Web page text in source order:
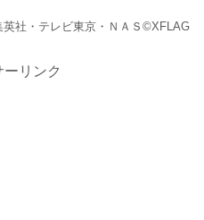
社・テレビ東京・ＮＡＳ ©XFLAG
ーリンク